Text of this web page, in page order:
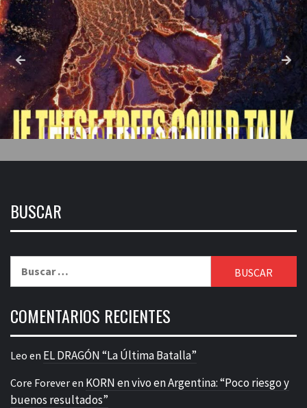
BUSCAR
COMENTARIOS RECIENTES
Leo en EL DRAGÓN “La Última Batalla”
Core Foreveren KORN en vivo en Argentina: “Poco riesgo y
buenos resultados”